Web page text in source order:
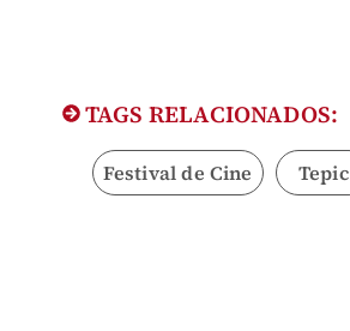
TAGS RELACIONADOS:
Festival de Cine Tepic